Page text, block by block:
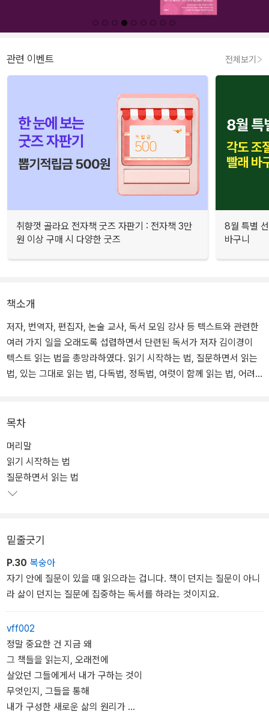
관련 이벤트 전체보기
취향껏 골라요 전자책 굿즈 자판기 : 전자책 3만
원 이상 구매 시 다양한 굿즈
8월 특별
바구니
책소개
저자, 번역자, 편집자, 논술 교사, 독서 모임 강사 등 텍스트와 관련한
여러 가지 일을 오래도록 섭렵하면서 단련된 독서가 저자 김이경이
텍스트 읽는 법을 총망라하였다. 읽기 시작하는 법, 질문하면서 읽는
법, 있는 그대로 읽는 법, 다독법, 정독법, 여럿이 함께 읽는 법, 어려
접하는 방법을 자신의 인생 갈피갈피에서 겪은 체험과 함께 소개한
저자는 그간 자신이 홀로 또는 함께 읽은 경험을 바탕으로 처음 책을
마주하던 자리로 돌아가 가만히 묻는다. 우리가 책을 읽는 이유는 무
엇인가. 이 질문에 제시한 대답은 간단하다. 좀 더 나은 인간이 되기
읽으라는 것이다. 왜 이 책을 읽는지, 이 책이 자신에게 어떤 의미인지
를 질문을 거듭할수록 책의 내용이 던지는 무게가 커지고 생각이 깊
어진다.
목차
머리말
읽기 시작하는 법
질문하면서 읽는 법
밑줄긋기
P.30 복숭아
자기 안에 질문이 있을 때 읽으라는 겁니다. 책이 던지는 질문이 아니
라 삶이 던지는 질문에 집중하는 독서를 하라는 것이지요.
vff002
정말 중요한 건 지금 왜
그 책들을 읽는지, 오래전에
살았던 그들에게서 내가 구하는 것이
무엇인지, 그들을 통해
내가 구성한 새로운 삶의 원리가